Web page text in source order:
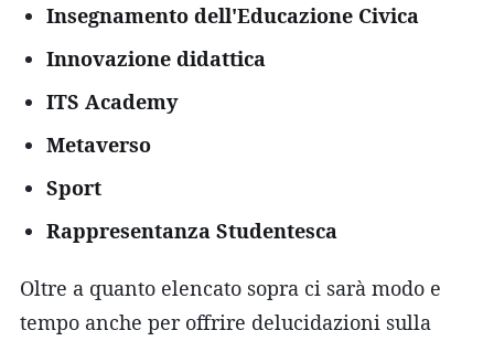
Insegnamento dell'Educazione Civica
Innovazione didattica
ITS Academy
Metaverso
Sport
Rappresentanza Studentesca
Oltre a quanto elencato sopra ci sarà modo e
tempo anche per offrire delucidazioni sulla